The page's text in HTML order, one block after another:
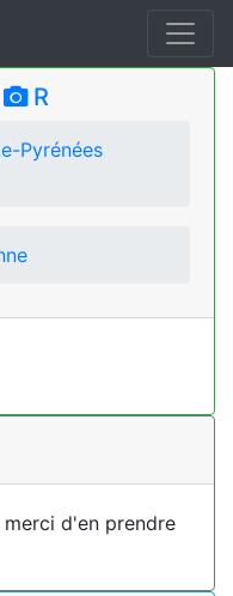
R
Pyrénées
d'en prendre